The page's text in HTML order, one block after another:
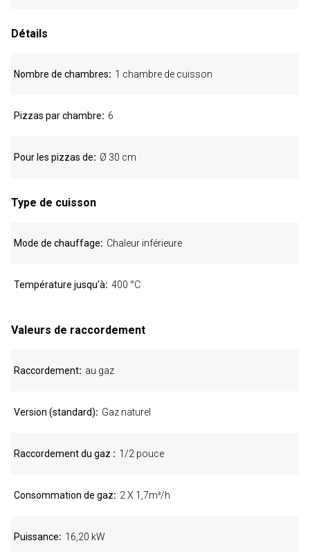
Détails
Nombre de chambres 1 chambre de cuisson
Pizzas par chambre 6
Pour les pizzas de Ø 30 cm
Type de cuisson
Mode de chauffage Chaleur inférieure
Température jusqu'à 400 °C
Valeurs de raccordement
Raccordement au gaz
Version (standard) Gaz naturel
Raccordement du gaz 1/2 pouce
Consommation de gaz 2 X 1,7m³/h
Puissance 16,20 kW